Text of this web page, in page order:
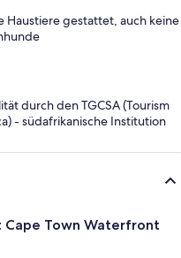
Haustiere gestattet, auch keine
durch den TGCSA (Tourism
- südafrikanische Institution
Town Waterfront